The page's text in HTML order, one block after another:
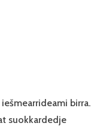
birra.
suokkardedje